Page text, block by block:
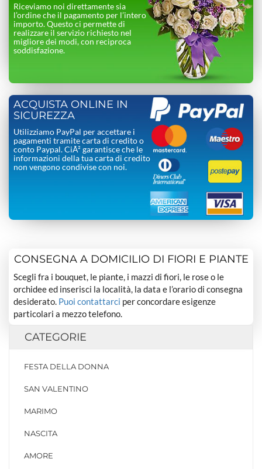
Riceviamo noi direttamente sia
l’ordine che il pagamento per l’intero
importo. Questo ci permette di
realizzare il servizio richiesto nel
migliore dei modi, con reciproca
soddisfazione.
ACQUISTA ONLINE IN
SICUREZZA
Utilizziamo PayPal per accettare i
pagamenti tramite carta di credito o
conto Paypal. CiÃ² garantisce che le
informazioni della tua carta di credito
non vengono condivise con noi.
CONSEGNA A DOMICILIO DI FIORI E PIANTE
Scegli fra i bouquet, le piante, i mazzi di fiori, le rose o le
orchidee ed inserisci la località, la data e l’orario di consegna
desiderato. Puoi contattarci per concordare esigenze
particolari a mezzo telefono.
CATEGORIE
FESTA DELLA DONNA
SAN VALENTINO
MARIMO
NASCITA
AMORE